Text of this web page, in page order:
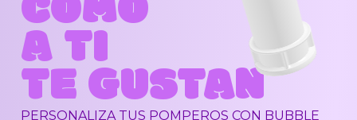
PERSONALIZA TUS POMPEROS CON BUBBLE
A TI
TE GUSTAN